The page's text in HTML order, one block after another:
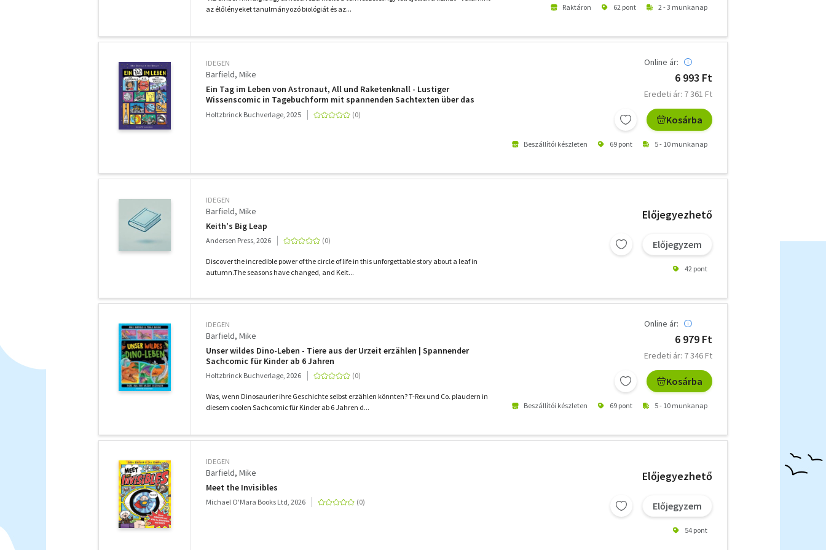
az élőlényeket tanulmányozó biológiát és az...
Raktáron 62 pont 2 - 3 munkanap
IDEGEN
Barfield, Mike
Ein Tag im Leben von Astronaut, All und Raketenknall - Lustiger
Wissenscomic in Tagebuchform mit spannenden Sachtexten über das
Weltall für Kinder ab 9 Jahren
Holtzbrinck Buchverlage, 2025
Online ár:
6 993 Ft
Eredeti ár: 7 361 Ft
Kosárba
Beszállítói készleten 69 pont 5 - 10 munkanap
IDEGEN
Barfield, Mike
Keith's Big Leap
Andersen Press, 2026
Discover the incredible power of the circle of life in this unforgettable story about a leaf in
autumn.The seasons have changed, and Keit...
Előjegyezhető
Előjegyzem
42 pont
IDEGEN
Barfield, Mike
Unser wildes Dino-Leben - Tiere aus der Urzeit erzählen | Spannender
Sachcomic für Kinder ab 6 Jahren
Holtzbrinck Buchverlage, 2026
Was, wenn Dinosaurier ihre Geschichte selbst erzählen könnten? T-Rex und Co. plaudern in
diesem coolen Sachcomic für Kinder ab 6 Jahren d...
Online ár:
6 979 Ft
Eredeti ár: 7 346 Ft
Kosárba
Beszállítói készleten 69 pont 5 - 10 munkanap
IDEGEN
Barfield, Mike
Meet the Invisibles
Michael O'Mara Books Ltd, 2026
Előjegyezhető
Előjegyzem
54 pont